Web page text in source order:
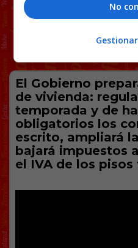
El Gobierno
de vivienda:
temporada y de
obligatorios los
escrito, ampliará
bajará impuestos
el IVA de los pisos
No